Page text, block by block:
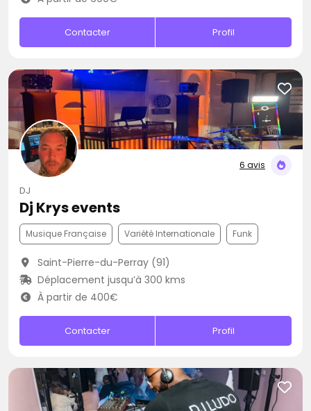
Contacter Profil
6 avis
DJ
Dj Krys events
Musique Française Variété Internationale Funk
Saint-Pierre-du-Perray (91)
Déplacement jusqu’à 300 kms
À partir de 400€
Contacter Profil